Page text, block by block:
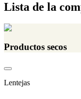
Lista de la
Productos secos
Lentejas